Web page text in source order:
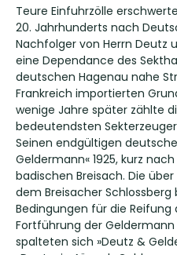
Teure Einfuhrzölle
20. Jahrhunderts nach
Nachfolger von Herrn Deutz
eine Dependance des
deutschen Hagenau nahe
Frankreich importierten
wenige Jahre später zählte
bedeutendsten
Seinen endgültigen
Geldermann« 1925, kurz
badischen Breisach. Die
dem Breisacher
Bedingungen für die Reifung
Fortführung der
spalteten sich »Deutz &